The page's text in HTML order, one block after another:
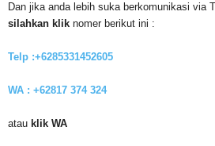
Dan jika anda lebih suka berkomunikasi via
silahkan klik nomer berikut ini :
Telp :+6285331452605
WA : +62817 374 324
atau klik WA